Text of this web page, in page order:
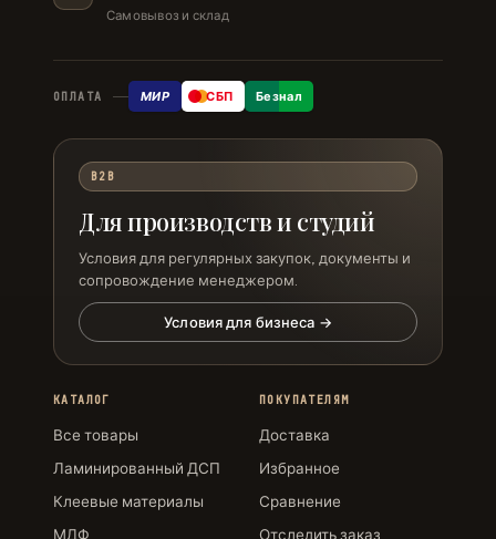
Самовывоз и склад
ОПЛАТА МИР СБП Безнал
B2B
Для производств и студий
Условия для регулярных закупок, документы и
сопровождение менеджером.
Условия для бизнеса →
КАТАЛОГ
Все товары
Ламинированный ДСП
Клеевые материалы
МДФ
ПОКУПАТЕЛЯМ
Доставка
Избранное
Сравнение
Отследить заказ